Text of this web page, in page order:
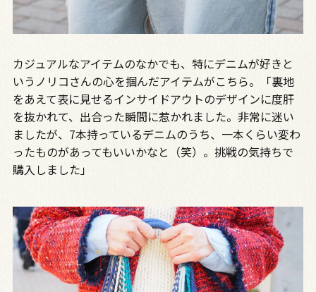
カジュアルなアイテムのなかでも、特にデニムが好きと
いうノリコさんの心を掴んだアイテムがこちら。「裏地
をあえて表に見せるインサイドアウトのデザインに度肝
を抜かれて、出合った瞬間に惹かれました。非常に迷い
ましたが、7本持っているデニムのうち、一本くらい変わ
ったものがあってもいいかなと（笑）。挑戦の気持ちで
購入しました」